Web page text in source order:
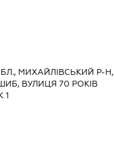
МИХАЙЛІВСЬКИЙ Р-Н,
ВУЛИЦЯ 70 РОКІВ
1